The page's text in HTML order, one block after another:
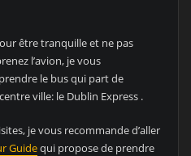
être tranquille et ne pas
l’avion, je vous
le bus qui part de
ville: le Dublin Express .
je vous recommande d’aller
Guidequi propose de prendre